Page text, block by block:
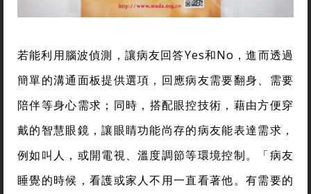
若能利用腦波偵測，讓病友回答Yes和No，進而透過
簡單的溝通面板提供選項，回應病友需要翻身、需要
陪伴等身心需求；同時，搭配眼控技術，藉由方便穿
戴的智慧眼鏡，讓眼睛功能尚存的病友能表達需求，
例如叫人，或開電視、溫度調節等環境控制。「病友
睡覺的時候，看護或家人不用一直看著他。有需要的